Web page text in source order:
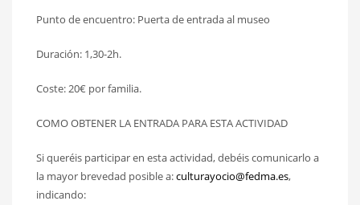
Punto de encuentro: Puerta de entrada al museo
Duración: 1,30-2h.
Coste: 20€ por familia.
COMO OBTENER LA ENTRADA PARA ESTA ACTIVIDAD
Si queréis participar en esta actividad, debéis comunicarlo a
la mayor brevedad posible a:culturayocio@fedma.es,
indicando: